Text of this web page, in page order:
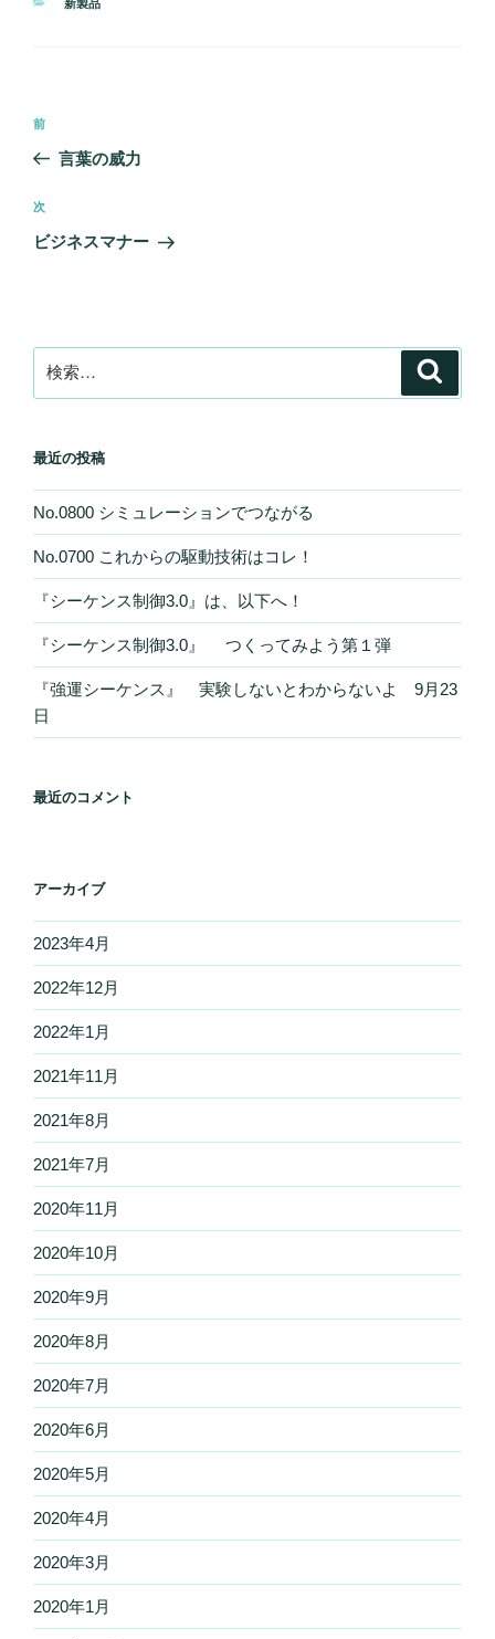
新製品
投
ビ
ゲ
ン
前
の
稿
前
言葉の威力
次
の
次
ビジネスマナー
索:
最近の投稿
No.0800 シミュレーションでつながる
No.0700 これからの駆動技術はコレ！
『シーケンス制御3.0』は、以下へ！
『シーケンス制御3.0』 つくってみよう第１弾
『強運シーケンス』 実験しないとわからないよ 9月23
日
最近のコメント
アーカイブ
2023年4月
2022年12月
2022年1月
2021年11月
2021年8月
2021年7月
2020年11月
2020年10月
2020年9月
2020年8月
2020年7月
2020年6月
2020年5月
2020年4月
2020年3月
2020年1月